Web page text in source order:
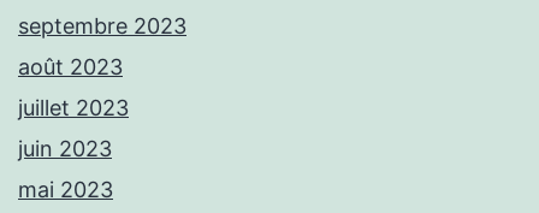
septembre 2023
août 2023
juillet 2023
juin 2023
mai 2023